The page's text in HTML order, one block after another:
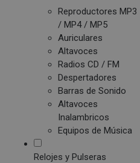
Reproductores MP3
/ MP4 / MP5
Auriculares
Altavoces
Radios CD / FM
Despertadores
Barras de Sonido
Altavoces
Inalambricos
Equipos de Música
Relojes y Pulseras